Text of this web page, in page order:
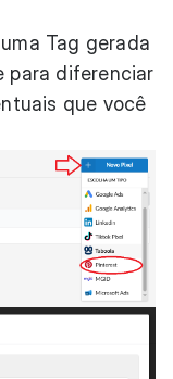
Tag gerada
para diferenciar
que você